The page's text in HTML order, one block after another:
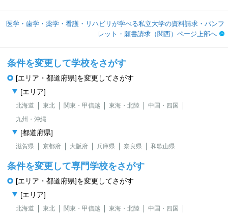
医学・歯学・薬学・看護・リハビリが学べる私立大学の資料請求・パンフ
レット・願書請求（関西）ページ上部へ
条件を変更して学校をさがす
[エリア・都道府県]を変更してさがす
[エリア]
北海道 東北 関東・甲信越 東海・北陸
中国・四国
九州・沖縄
[都道府県]
滋賀県 京都府 大阪府 兵庫県 奈良県 和歌山県
条件を変更して専門学校をさがす
[エリア・都道府県]を変更してさがす
[エリア]
北海道 東北 関東・甲信越 東海・北陸
中国・四国